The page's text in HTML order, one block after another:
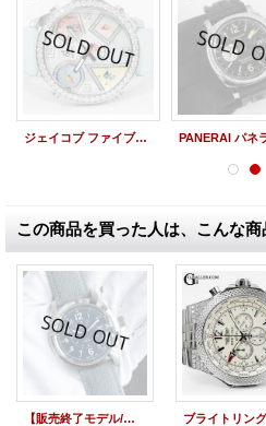
ジェイコブ ファイブタイムゾーン 純正ダイヤ MOP 5タイムゾーン 47mm
この商品を買った人は、こんな
【販売終了モデル/新品/付属完備】HAMILTON ハミルトン カーキ フィールド AUTO ブルー文字盤 H70605943 キャンバスベルト /23822